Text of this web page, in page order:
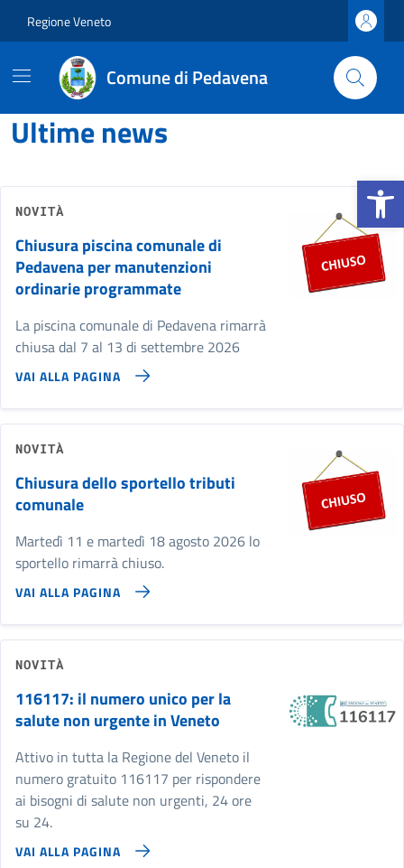
Apri la
Regione Veneto
Comune di Pedavena
Comune di Pedavena
Contenuti in evidenza
Ultime news
NOVITÀ
Chiusura piscina comunale di
Pedavena per manutenzioni
ordinarie programmate
La piscina comunale di Pedavena rimarrà
chiusa dal 7 al 13 di settembre 2026
VAI ALLA PAGINA
NOVITÀ
Chiusura dello sportello tributi
comunale
Martedì 11 e martedì 18 agosto 2026 lo
sportello rimarrà chiuso.
VAI ALLA PAGINA
NOVITÀ
116117: il numero unico per la
salute non urgente in Veneto
Attivo in tutta la Regione del Veneto il
numero gratuito 116117 per rispondere
ai bisogni di salute non urgenti, 24 ore
su 24.
VAI ALLA PAGINA